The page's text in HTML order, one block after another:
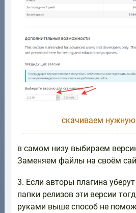
скачиваем
в самом низу выбираем
Заменяем файлы на своём
3. Если авторы плагина
папки релизов эти версии
руками выше способ не